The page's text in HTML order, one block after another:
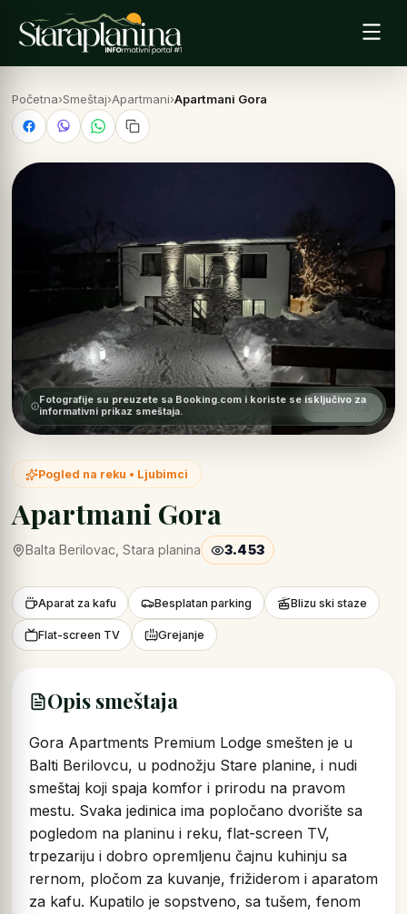
Početna›Smeštaj›Apartmani›Apartmani Gora
19 slika
Fotografije su preuzete sa Booking.com i koriste se isključivo za
informativni prikaz smeštaja.
Pogled na reku • Ljubimci
Apartmani Gora
Balta Berilovac, Stara planina 3.453
Aparat za kafu Besplatan parking Blizu ski staze
Flat-screen TV Grejanje
Opis smeštaja
Gora Apartments Premium Lodge smešten je u
Balti Berilovcu, u podnožju Stare planine, i nudi
smeštaj koji spaja komfor i prirodu na pravom
mestu. Svaka jedinica ima popločano dvorište sa
pogledom na planinu i reku, flat-screen TV,
trpezariju i dobro opremljenu čajnu kuhinju sa
rernom, pločom za kuvanje, frižiderom i aparatom
za kafu. Kupatilo je sopstveno, sa tušem, fenom